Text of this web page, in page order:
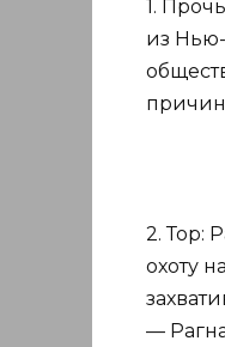
1.
из
2. Тор:
охоту
—